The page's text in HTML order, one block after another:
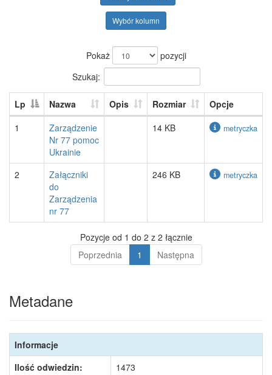
Wybór kolumn
Pokaż
pozycji
Szukaj:
Lp Nazwa Opis Rozmiar
Opcje
1
Zarządzenie
Nr 77 pomoc
Ukrainie
14 KB metryczka
2
Załączniki
do
Zarządzenia
nr 77
246 KB metryczka
Pozycje od 1 do 2 z 2 łącznie
Poprzednia
1 Następna
Metadane
Informacje
Ilość odwiedzin:
1473